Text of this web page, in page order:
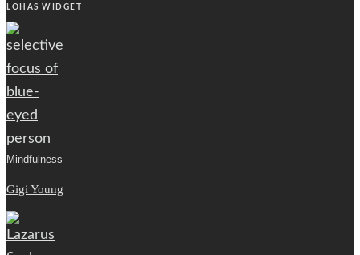
LOHAS WIDGET
Mindfulness
Gigi Young